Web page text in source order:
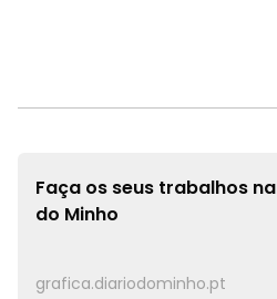
Faça os seus trabalhos na
do Minho
grafica.diariodominho.pt